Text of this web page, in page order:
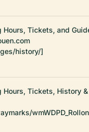
Hours, Tickets, and
history/]
Hours, Tickets, History